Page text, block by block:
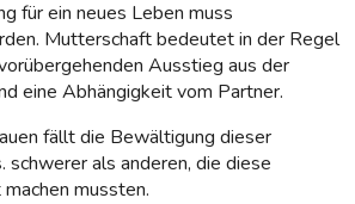
für ein neues Leben muss
Mutterschaft bedeutet in der Regel
Ausstieg aus der
eine Abhängigkeit vom Partner.
fällt die Bewältigung dieser
schwerer als anderen, die diese
mussten.